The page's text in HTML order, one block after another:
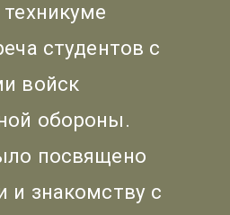
студентов с
войск
обороны.
посвящено
и знакомству с